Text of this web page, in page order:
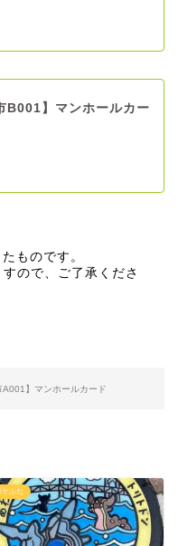
B001】マンホールカー
ものです。
ので、ご了承くださ
A001】マンホールカード
ケふた